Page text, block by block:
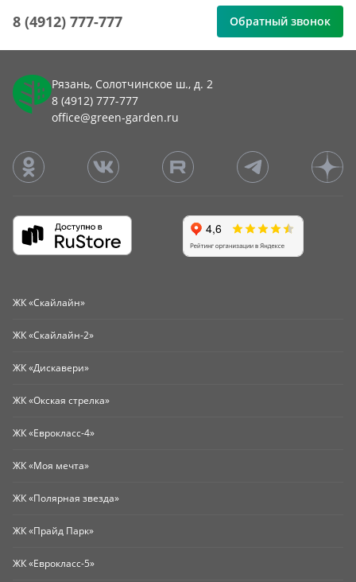
8 (4912) 777-777 Обратный звонок
Рязань, Солотчинское ш., д. 2
8 (4912) 777-777
office@green-garden.ru
ЖК «Скайлайн»
ЖК «Скайлайн-2»
ЖК «Дискавери»
ЖК «Окская стрелка»
ЖК «Еврокласс-4»
ЖК «Моя мечта»
ЖК «Полярная звезда»
ЖК «Прайд Парк»
ЖК «Еврокласс-5»